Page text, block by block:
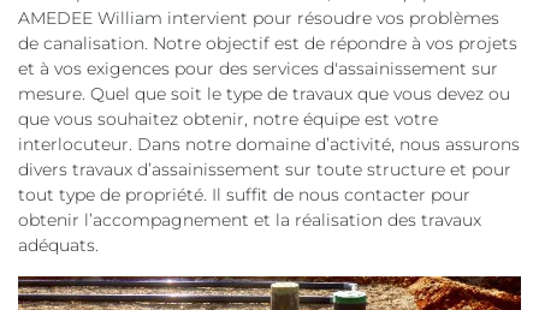
AMEDEE William intervient pour résoudre vos problèmes
de canalisation. Notre objectif est de répondre à vos projets
et à vos exigences pour des services d'assainissement sur
mesure. Quel que soit le type de travaux que vous devez ou
que vous souhaitez obtenir, notre équipe est votre
interlocuteur. Dans notre domaine d’activité, nous assurons
divers travaux d’assainissement sur toute structure et pour
tout type de propriété. Il suffit de nous contacter pour
obtenir l’accompagnement et la réalisation des travaux
adéquats.